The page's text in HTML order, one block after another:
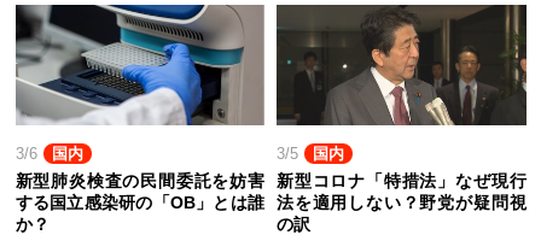
3/6 国内
新型肺炎検査の民間委託を妨害
する国立感染研の「OB」とは誰
か？
3/5 国内
新型コロナ「特措法」なぜ現行
法を適用しない？野党が疑問視
の訳